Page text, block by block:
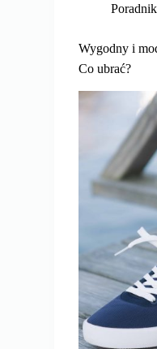
Wygodny i
Co ubrać?